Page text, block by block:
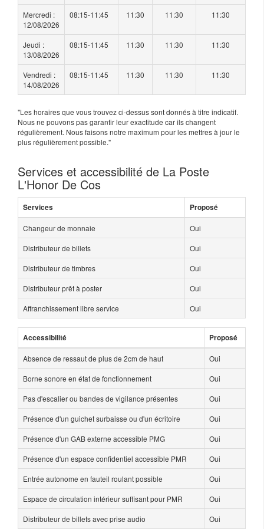
Mercredi :
12/08/2026
08:15-11:45 11:30 11:30 11:30
Jeudi :
13/08/2026
08:15-11:45 11:30 11:30 11:30
Vendredi :
14/08/2026
08:15-11:45 11:30 11:30 11:30
"Les horaires que vous trouvez ci-dessus sont donnés à titre indicatif.
Nous ne pouvons pas garantir leur exactitude car ils changent
régulièrement. Nous faisons notre maximum pour les mettres à jour le
plus régulièrement possible."
Services et accessibilité de La Poste
L'Honor De Cos
Services Proposé
Changeur de monnaie
Oui
Distributeur de billets
Oui
Distributeur de timbres
Oui
Distributeur prêt à poster
Oui
Affranchissement libre service
Oui
Accessibilité Proposé
Absence de ressaut de plus de 2cm de haut
Oui
Borne sonore en état de fonctionnement
Oui
Pas d'escalier ou bandes de vigilance présentes
Oui
Présence d'un guichet surbaisse ou d'un écritoire
Oui
Présence d'un GAB externe accessible PMG
Oui
Présence d'un espace confidentiel accessible PMR
Oui
Entrée autonome en fauteil roulant possible
Oui
Espace de circulation intérieur suffisant pour PMR
Oui
Distributeur de billets avec prise audio
Oui